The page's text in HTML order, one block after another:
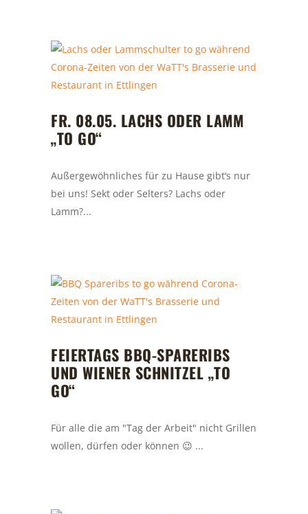
FR. 08.05. LACHS ODER LAMM
„TO GO“
Außergewöhnliches für zu Hause gibt‘s nur
bei uns! Sekt oder Selters? Lachs oder
Lamm?...
FEIERTAGS BBQ-SPARERIBS
UND WIENER SCHNITZEL „TO
GO“
Für alle die am "Tag der Arbeit" nicht Grillen
wollen, dürfen oder können 😉 ...